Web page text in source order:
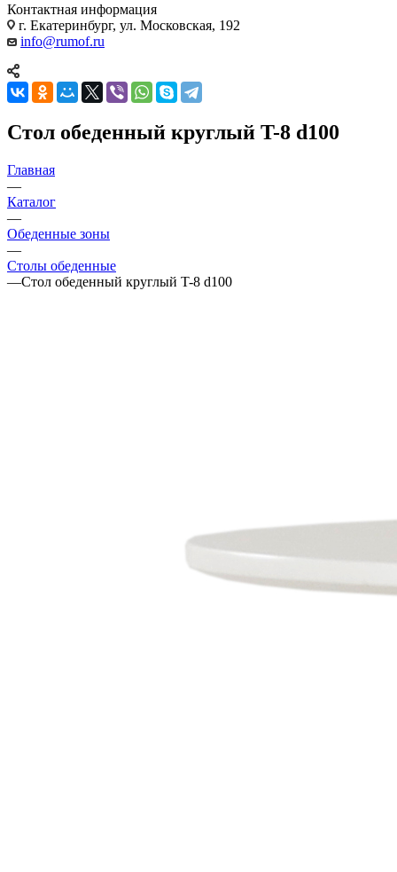
Контактная информация
г. Екатеринбург, ул. Московская, 192
info@rumof.ru
Стол обеденный круглый T-8 d100
Главная
—
Каталог
—
Обеденные зоны
—
Столы обеденные
—Стол обеденный круглый T-8 d100